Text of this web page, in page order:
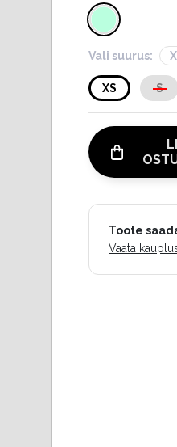
Vali suurus:
XS S
Toote
Vaata